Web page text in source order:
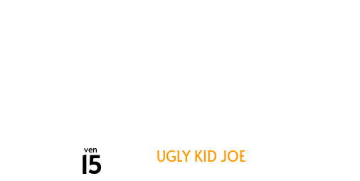
ven
15 UGLY KID JOE